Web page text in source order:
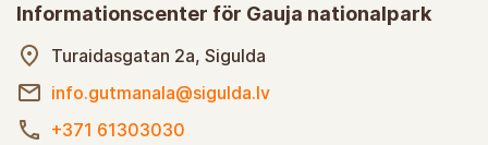
Informationscenter för Gauja nationalpark
Turaidasgatan 2a, Sigulda
info.gutmanala@sigulda.lv
+371 61303030